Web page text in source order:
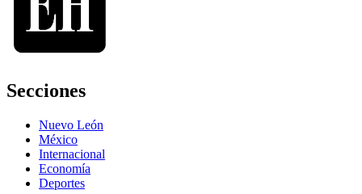
Secciones
Nuevo León
México
Internacional
Economía
Deportes